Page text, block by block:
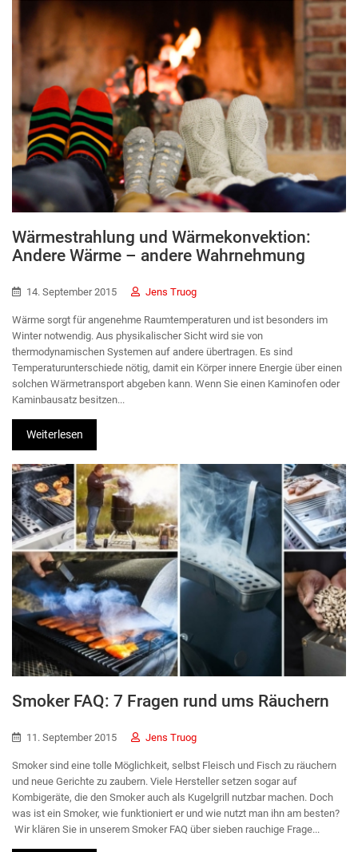
Wärmestrahlung und Wärmekonvektion:
Andere Wärme – andere Wahrnehmung
14. September 2015 Jens Truog
Wärme sorgt für angenehme Raumtemperaturen und ist besonders im
Winter notwendig. Aus physikalischer Sicht wird sie von
thermodynamischen Systemen auf andere übertragen. Es sind
Temperaturunterschiede nötig, damit ein Körper innere Energie über einen
solchen Wärmetransport abgeben kann. Wenn Sie einen Kaminofen oder
Kaminbausatz besitzen...
Weiterlesen
Smoker FAQ: 7 Fragen rund ums Räuchern
11. September 2015 Jens Truog
Smoker sind eine tolle Möglichkeit, selbst Fleisch und Fisch zu räuchern
und neue Gerichte zu zaubern. Viele Hersteller setzen sogar auf
Kombigeräte, die den Smoker auch als Kugelgrill nutzbar machen. Doch
was ist ein Smoker, wie funktioniert er und wie nutzt man ihn am besten?
Wir klären Sie in unserem Smoker FAQ über sieben rauchige Frage...